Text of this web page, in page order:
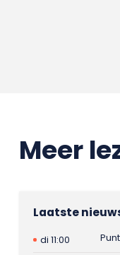
Meer
Laatste
di 11:00